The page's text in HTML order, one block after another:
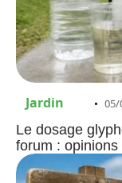
Jardin 05/
Le dosage
forum : opinions